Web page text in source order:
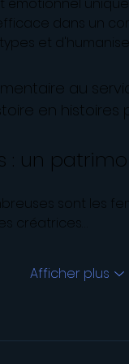
émotionnel
dans un
et
au
en histoires
: un
sont les
créatrices…
Afficher plus